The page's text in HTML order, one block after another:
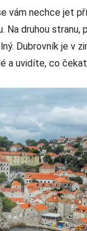
vám nechce jet
druhou
Dubrovník je v
a uvidíte, co